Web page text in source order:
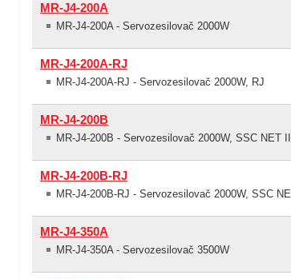
MR-J4-200A
MR-J4-200A - Servozesilovač 2000W
MR-J4-200A-RJ
MR-J4-200A-RJ - Servozesilovač 2000W, RJ
MR-J4-200B
MR-J4-200B - Servozesilovač 2000W, SSC NET
MR-J4-200B-RJ
MR-J4-200B-RJ - Servozesilovač 2000W, SSC
MR-J4-350A
MR-J4-350A - Servozesilovač 3500W